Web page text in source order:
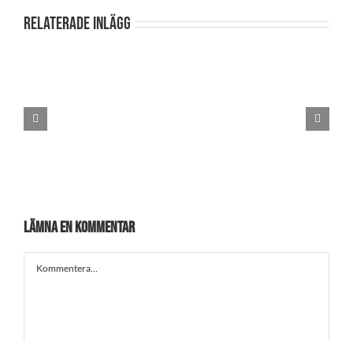
Relaterade inlägg
Test
Lämna en kommentar
Kommentar